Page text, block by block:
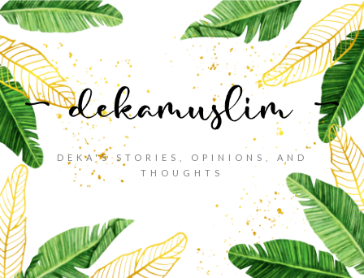
DEKA'S STORIES, OPINIONS, AND
THOUGHTS